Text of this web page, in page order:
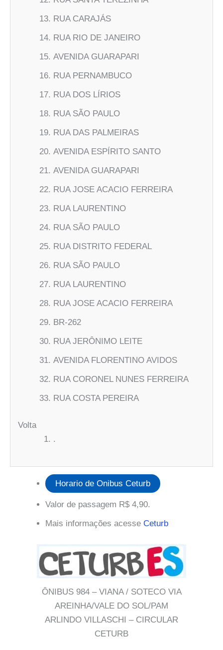
RUA CARAJÁS
RUA RIO DE JANEIRO
AVENIDA GUARAPARI
RUA PERNAMBUCO
RUA DOS LÍRIOS
RUA SÃO PAULO
RUA DAS PALMEIRAS
AVENIDA ESPÍRITO SANTO
AVENIDA GUARAPARI
RUA JOSE ACACIO FERREIRA
RUA LAURENTINO
RUA SÃO PAULO
RUA DISTRITO FEDERAL
RUA SÃO PAULO
RUA LAURENTINO
RUA JOSE ACACIO FERREIRA
BR-262
RUA JERÔNIMO LEITE
AVENIDA FLORENTINO AVIDOS
RUA CORONEL NUNES FERREIRA
RUA COSTA PEREIRA
Volta
.
Horario de Onibus Ceturb
Valor de passagem R$ 4,90.
Mais informações acesse Ceturb
ÔNIBUS 984 – VIANA / SOTECO VIA
AREINHA/VALE DO SOL/PAM
ARLINDO VILLASCHI – CIRCULAR
CETURB